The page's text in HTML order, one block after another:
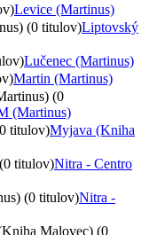
Levice (Martinus)
(0 titulov)Liptovský
Lučenec (Martinus)
Martin (Martinus)
(0
(Martinus)
titulov)Myjava (Kniha
titulov)Nitra - Centro
(0 titulov)Nitra -
Malovec) (0